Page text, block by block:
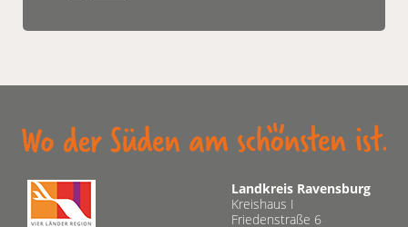
Landkreis Ravensburg
Kreishaus I
Friedenstraße 6